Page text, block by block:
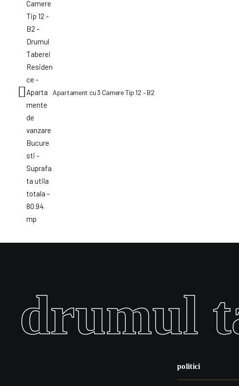
Apartament cu 3 Camere Tip 12 – B2
drumul
politici